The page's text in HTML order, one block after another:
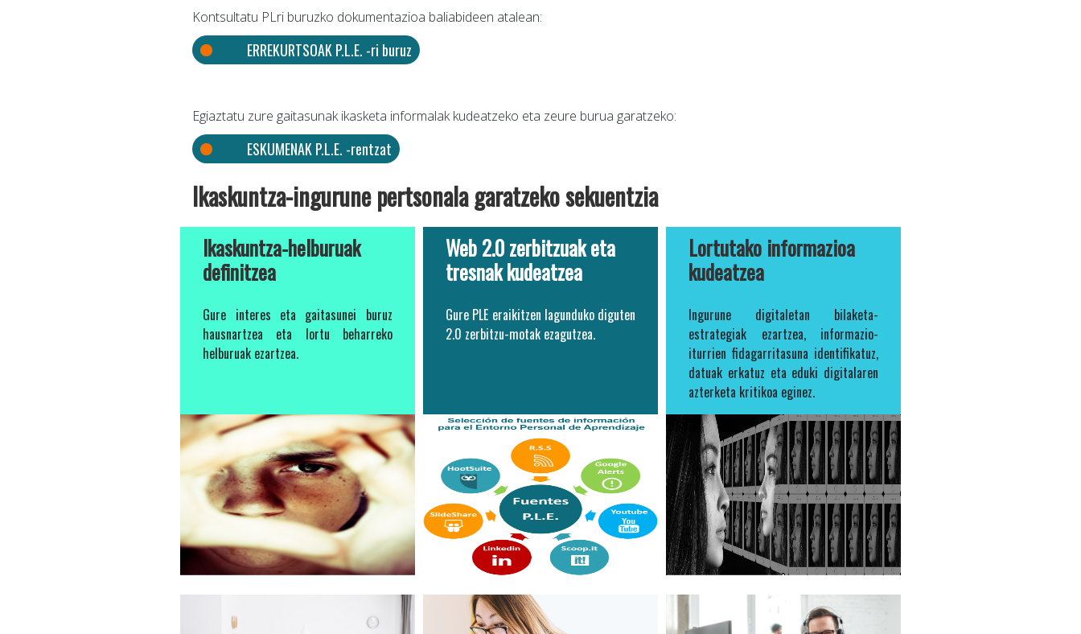
Kontsultatu PLri buruzko dokumentazioa baliabideen atalean:
ERREKURTSOAK P.L.E. -ri buruz
Egiaztatu zure gaitasunak ikasketa informalak kudeatzeko eta zeure burua garatzeko:
ESKUMENAK P.L.E. -rentzat
Ikaskuntza-ingurune pertsonala garatzeko sekuentzia
Ikaskuntza-helburuak
definitzea
Gure interes eta gaitasunei buruz
hausnartzea eta lortu beharreko
helburuak ezartzea.
Web 2.0 zerbitzuak eta
tresnak kudeatzea
Gure PLE eraikitzen lagunduko diguten
2.0 zerbitzu-motak ezagutzea.
Lortutako informazioa
kudeatzea
Ingurune digitaletan bilaketa-
estrategiak ezartzea, informazio-
iturrien fidagarritasuna identifikatuz,
datuak erkatuz eta eduki digitalaren
azterketa kritikoa eginez.